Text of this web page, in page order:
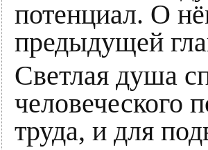
потенциал. О
предыдущей
Светлая душа
человеческого
труда, и для